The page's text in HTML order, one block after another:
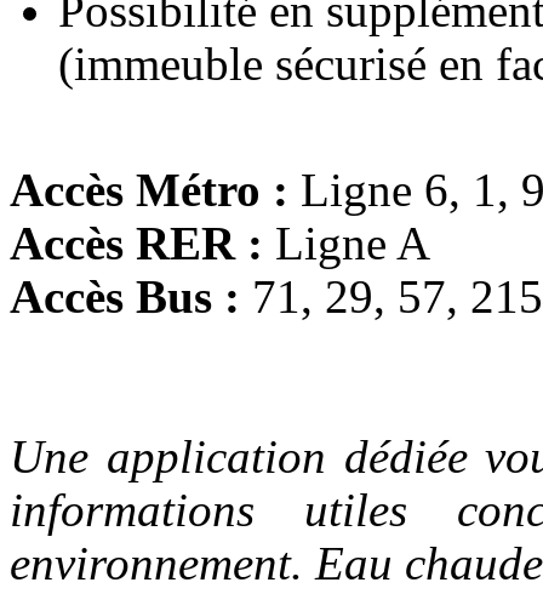
Possibilité en
(immeuble sécurisé en
Accès Métro : Ligne 6, 1,
Accès RER : Ligne A
Accès Bus : 71, 29, 57,
Une application dédiée
informations utiles
environnement. Eau